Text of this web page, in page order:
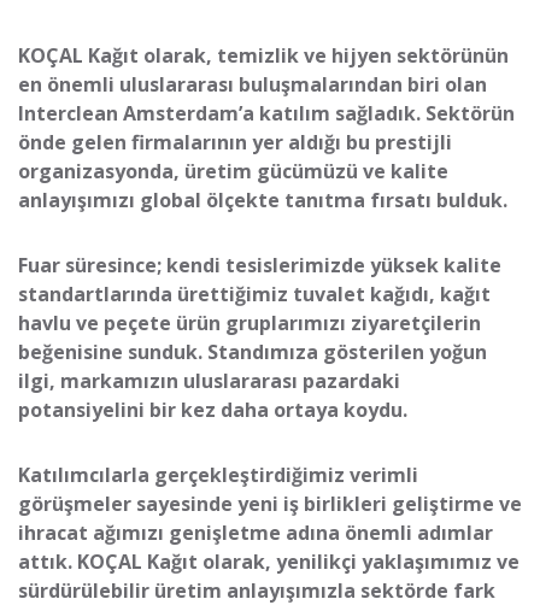
KOÇAL Kağıt olarak, temizlik ve hijyen sektörünün
en önemli uluslararası buluşmalarından biri olan
Interclean Amsterdam’a katılım sağladık. Sektörün
önde gelen firmalarının yer aldığı bu prestijli
organizasyonda, üretim gücümüzü ve kalite
anlayışımızı global ölçekte tanıtma fırsatı bulduk.
Fuar süresince; kendi tesislerimizde yüksek kalite
standartlarında ürettiğimiz tuvalet kağıdı, kağıt
havlu ve peçete ürün gruplarımızı ziyaretçilerin
beğenisine sunduk. Standımıza gösterilen yoğun
ilgi, markamızın uluslararası pazardaki
potansiyelini bir kez daha ortaya koydu.
Katılımcılarla gerçekleştirdiğimiz verimli
görüşmeler sayesinde yeni iş birlikleri geliştirme ve
ihracat ağımızı genişletme adına önemli adımlar
attık. KOÇAL Kağıt olarak, yenilikçi yaklaşımımız ve
sürdürülebilir üretim anlayışımızla sektörde fark